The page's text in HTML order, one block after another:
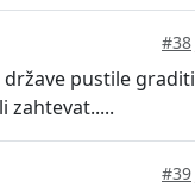
#38
pustile
zahtevat.....
#39